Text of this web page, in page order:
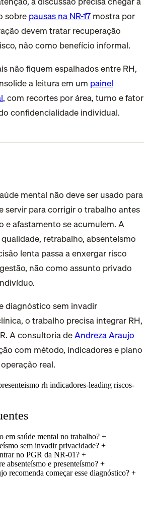
sobrepausas na NR-17mostra por
devem tratar recuperação
não como benefício informal.
não fiquem espalhados entre RH,
a leitura em um painel
, com recortes por área, turno e fator
confidencialidade individual.
mental não deve ser usado para
servir para corrigir o trabalho antes
e afastamento se acumulem. A
retrabalho, absenteísmo
lenta passa a enxergar risco
não como assunto privado
diagnóstico sem invadir
o trabalho precisa integrar RH,
A consultoria deAndreza Araujo
com método, indicadores e plano
real.
rh indicadores-leading riscos-
em saúde mental no trabalho?+
sem invadir privacidade?+
no PGR da NR-01?+
absenteísmo e presenteísmo?+
recomenda começar esse diagnóstico?+